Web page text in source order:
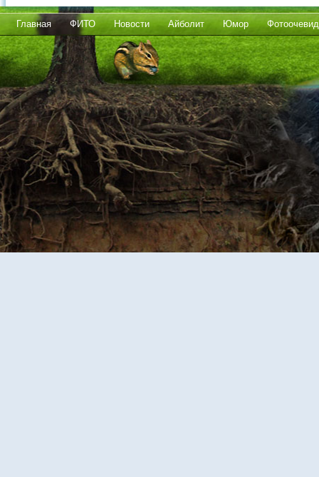
Главная ФИТО Новости Айболит Юмор